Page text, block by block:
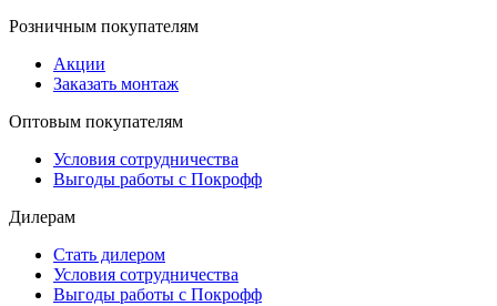
Розничным покупателям
Акции
Заказать монтаж
Оптовым покупателям
Условия сотрудничества
Выгоды работы с Покрофф
Дилерам
Стать дилером
Условия сотрудничества
Выгоды работы с Покрофф